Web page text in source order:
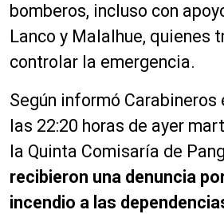
bomberos, incluso con
Lanco y Malalhue, quienes
controlar la emergencia.
Según informó Carabineros
las 22:20 horas de ayer
la Quinta Comisaría de
recibieron una denuncia
incendio a las